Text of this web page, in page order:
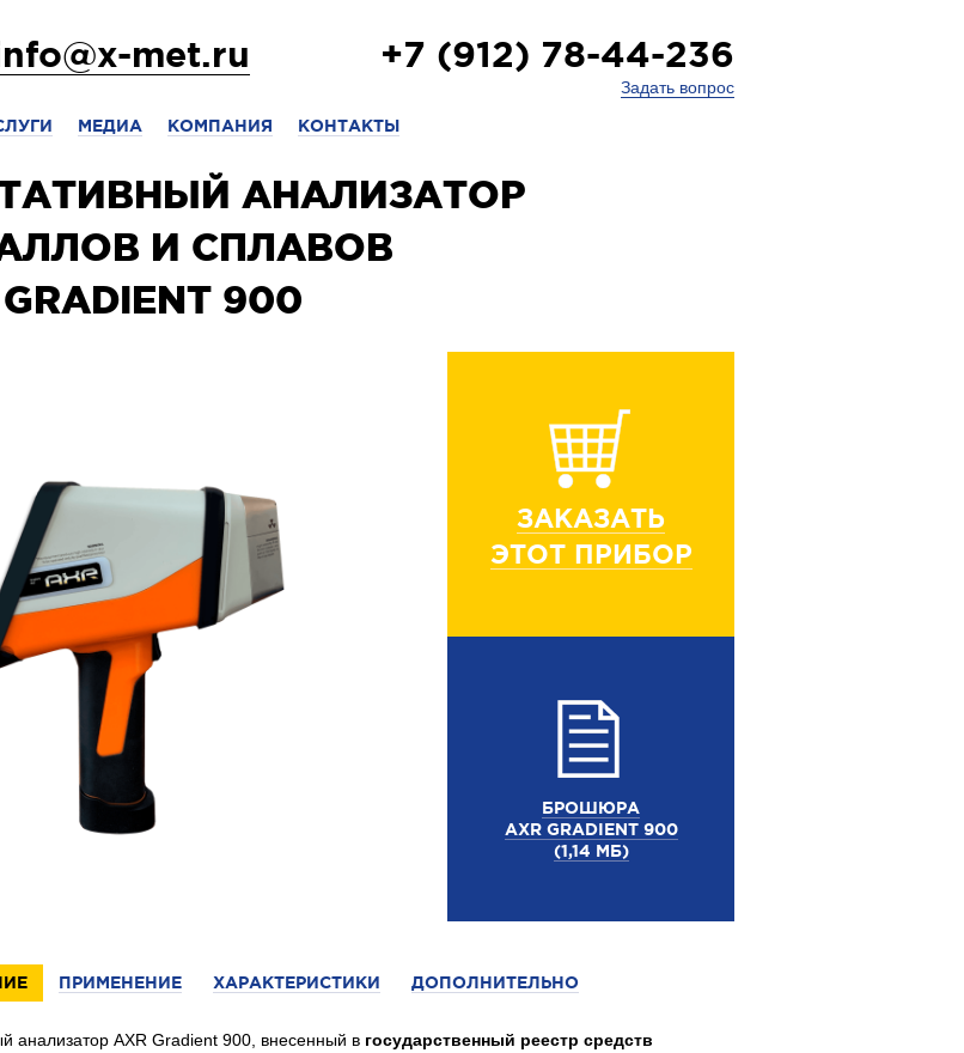
met.ru +7 (912) 78-44-236
Задать вопрос
МЕДИА КОМПАНИЯ КОНТАКТЫ
АНАЛИЗАТОР
И СПЛАВОВ
900
ЗАКАЗАТЬ
ЭТОТ ПРИБОР
БРОШЮРА
AXR GRADIENT 900
(1,14 МБ)
ПРИМЕНЕНИЕ ХАРАКТЕРИСТИКИ ДОПОЛНИТЕЛЬНО
анализатор AXR Gradient 900, внесенный в государственный реестр средств